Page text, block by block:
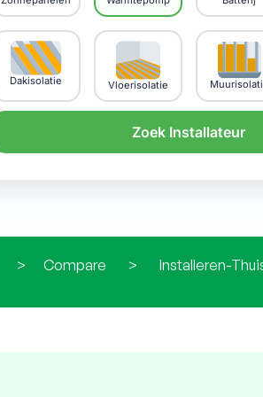
Dakisolatie Vloerisolatie
Zoek Installateur
> Compare > Installeren-